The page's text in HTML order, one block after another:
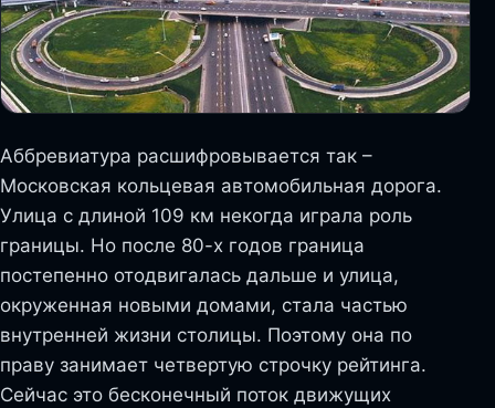
Аббревиатура расшифровывается так –
Московская кольцевая автомобильная дорога.
Улица с длиной 109 км некогда играла роль
границы. Но после 80-х годов граница
постепенно отодвигалась дальше и улица,
окруженная новыми домами, стала частью
внутренней жизни столицы. Поэтому она по
праву занимает четвертую строчку рейтинга.
Сейчас это бесконечный поток движущих